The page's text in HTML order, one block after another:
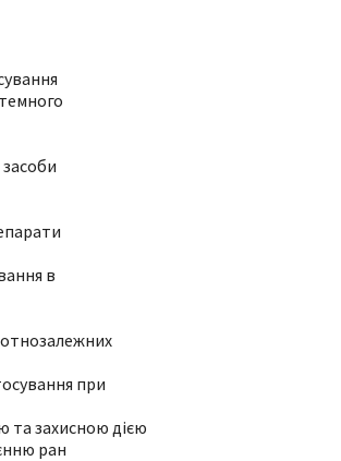
в
при
та захисною дією
ран